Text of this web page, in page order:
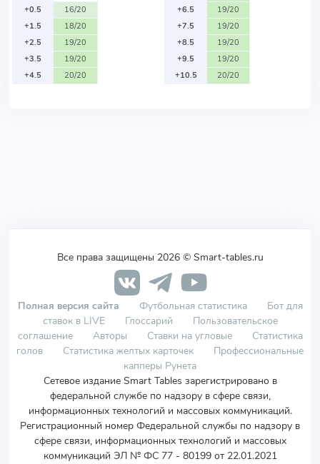
+0.5
16/20
+1.5
18/20
+2.5
19/20
+3.5
19/20
+4.5
20/20
+6.5
19/20
+7.5
19/20
+8.5
19/20
+9.5
19/20
+10.5
20/20
Все права защищены 2026 © Smart-tables.ru
Полная версия сайта Футбольная статистика
Бот для
ставок в LIVE
Глоссарий
Пользовательское
соглашение
Авторы Ставки на угловые
Статистика
голов
Статистика желтых карточек
Профессиональные
капперы Рунета
Сетевое издание Smart Tables зарегистрировано в
федеральной службе по надзору в сфере связи,
информационных технологий и массовых коммуникаций.
Регистрационный номер Федеральной службы по надзору в
сфере связи, информационных технологий и массовых
коммуникаций ЭЛ № ФС 77 - 80199 от 22.01.2021